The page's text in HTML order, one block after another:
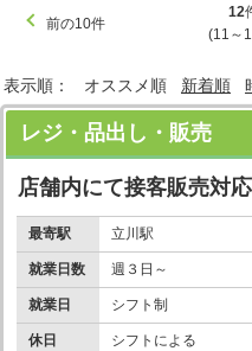
前の10件
12
(11～
表示順： オススメ順 新着順
レジ・品出し・販売
店舗内にて接客販売対応
最寄駅 立川駅
就業日数 週３日～
就業日 シフト制
休日 シフトによる